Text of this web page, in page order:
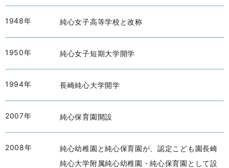
1948年 純心女子高等学校と改称
1950年 純心女子短期大学開学
1994年 長崎純心大学開学
2007年 純心保育園開設
2008年
純心幼稚園と純心保育園が、認定こども園長崎
純心大学附属純心幼稚園・純心保育園として設